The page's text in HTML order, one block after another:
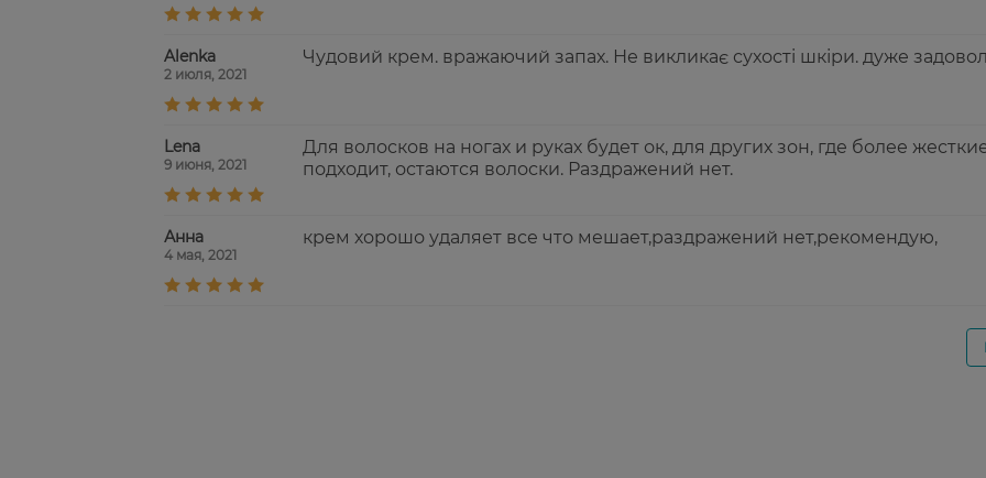
Alenka
2 июля, 2021
Чудовий крем. вражаючий запах. Не викликає сухості шкіри. дуже
Lena
9 июня, 2021
Для волосков на ногах и руках будет ок, для других зон, где более
подходит, остаются волоски. Раздражений нет.
Анна
4 мая, 2021
крем хорошо удаляет все что мешает,раздражений нет,рекомендую,